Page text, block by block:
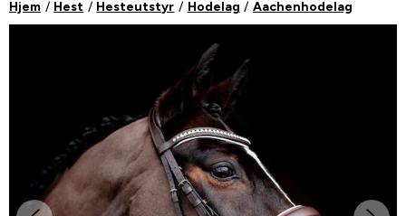
Hjem Hest Hesteutstyr Hodelag Aachenhodelag